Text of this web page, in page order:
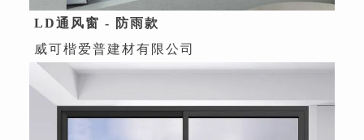
LD通风窗 - 防雨款
威可楷爱普建材有限公司